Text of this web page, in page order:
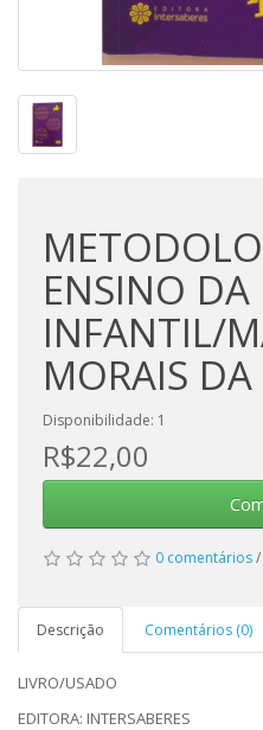
ENSINO DA
INFANTIL/
MORAIS
Disponibilidade: 1
R$22,00
0 comentários/
Descrição Comentários (0)
LIVRO/USADO
EDITORA: INTERSABERES